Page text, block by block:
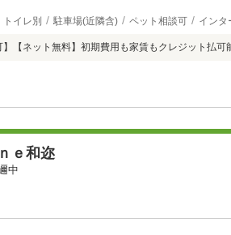
トイレ別 駐車場(近隣含) ペット相談可 インタ
】【ネット無料】初期費用も家賃もクレジット払可
ｅ和迩
中